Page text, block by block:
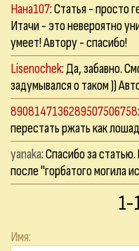
Нана107: Статья - просто
Итачи - это невероятно
умеет! Автору - спасибо!
Lisenochek: Да, забавно.
задумывался о таком ))
8908147136289507506758
перестать ржать как
yanaka: Спасибо за
после "горбатого могила
1-
Имя: